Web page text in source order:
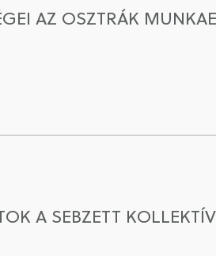
AZ OSZTRÁK
A SEBZETT